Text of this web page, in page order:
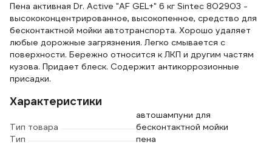
Пена активная Dr. Active "AF GEL+" 6 кг Sintec 802903 -
высококонцентрированное, высокопенное, средство для
бесконтактной мойки автотранспорта. Хорошо удаляет
любые дорожные загрязнения. Легко смывается с
поверхности. Бережно относится к ЛКП и другим частям
кузова. Придает блеск. Содержит антикоррозионные
присадки.
Характеристики
Тип товара
автошампуни для
бесконтактной мойки
Тип
пена